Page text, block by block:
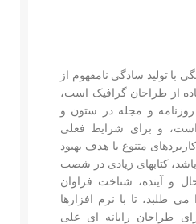
با تولید سادگی نامفهوم از
از طراحان گرافیک است،
روزنامه و مجله در ستون و
است، و برای شرایط فعلی
متنوع با هدف بهبود
کتابهای زیادی در شصت
و آینده، شناخت فراوان
طلبد، تا با نرم افزارها
طراحان رایانه ای علی